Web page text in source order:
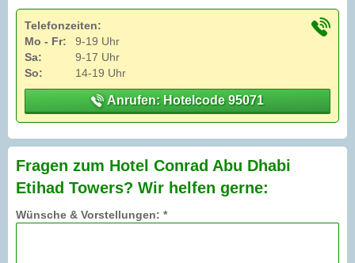
Telefonzeiten:
Mo - Fr:
9-19 Uhr
Sa:
9-17 Uhr
So:
14-19 Uhr
Anrufen: Hotelcode 95071
Fragen zum Hotel Conrad Abu Dhabi
Etihad Towers? Wir helfen gerne:
Wünsche & Vorstellungen: *